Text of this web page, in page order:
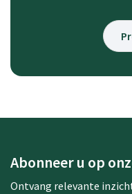
Abonneer u op
Ontvang relevante